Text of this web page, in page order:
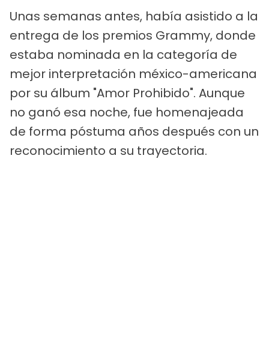
Unas semanas antes, había asistido a la
entrega de los premios Grammy, donde
estaba nominada en la categoría de
mejor interpretación méxico-americana
por su álbum "Amor Prohibido". Aunque
no ganó esa noche, fue homenajeada
de forma póstuma años después con un
reconocimiento a su trayectoria.